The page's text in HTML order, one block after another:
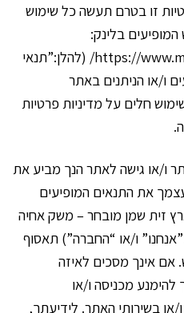
זו בטרם תעשה כל שימוש
בלינק:
https://www.m-achiya.co.il/privacy-policy/ (להלן:”תנאי
ו/או הניתנים באתר
חלים על מדיניות פרטיות
ו/או גישה לאתר הנך מביע את
את התנאים המופיעים
זית שמן מובחר – משק אחיה
(להלן:”אנחנו” ו/או “החברה”) תאסוף
אם אינך מסכים לאיזה
מכניסה ו/או
בשירותי האתר. לידיעתך,